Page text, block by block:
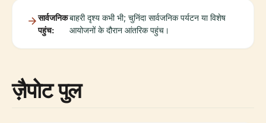
सार्वजनिक
पहुंच:
बाहरी दृश्य कभी भी; चुनिंदा सार्वजनिक पर्यटन या विशेष
आयोजनों के दौरान आंतरिक पहुंच।
ज़ैपोट पुल